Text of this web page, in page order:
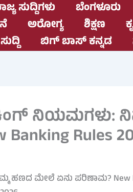
ಸುದ್ದಿಗಳು ಬೆಂಗಳೂರು
ಅರೋಗ್ಯ ಶಿಕ್ಷಣ
ಬಿಗ್ ಬಾಸ್ ಕನ್ನಡ
ನಿಯಮಗಳು:
Rules